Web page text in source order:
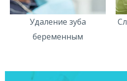
Удаление зуба
беременным